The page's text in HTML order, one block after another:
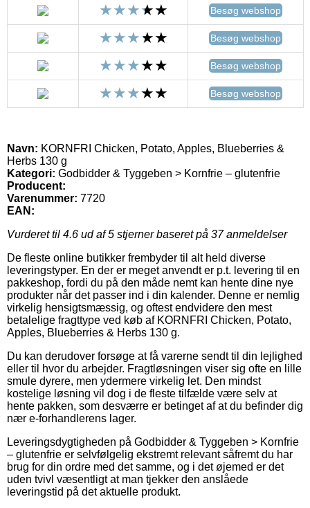
Besøg webshop
Besøg webshop
Besøg webshop
Besøg webshop
Navn: KORNFRI Chicken, Potato, Apples, Blueberries &
Herbs 130 g
Kategori: Godbidder & Tyggeben > Kornfrie – glutenfrie
Producent:
Varenummer: 7720
EAN:
Vurderet til 4.6 ud af 5 stjerner baseret på 37anmeldelser
De fleste online butikker frembyder til alt held diverse
leveringstyper. En der er meget anvendt er p.t. levering til en
pakkeshop, fordi du på den måde nemt kan hente dine nye
produkter når det passer ind i din kalender. Denne er nemlig
virkelig hensigtsmæssig, og oftest endvidere den mest
betalelige fragttype ved køb af KORNFRI Chicken, Potato,
Apples, Blueberries & Herbs 130 g.
Du kan derudover forsøge at få varerne sendt til din lejlighed
eller til hvor du arbejder. Fragtløsningen viser sig ofte en lille
smule dyrere, men ydermere virkelig let. Den mindst
kostelige løsning vil dog i de fleste tilfælde være selv at
hente pakken, som desværre er betinget af at du befinder dig
nær e-forhandlerens lager.
Leveringsdygtigheden på Godbidder & Tyggeben > Kornfrie
– glutenfrie er selvfølgelig ekstremt relevant såfremt du har
brug for din ordre med det samme, og i det øjemed er det
uden tvivl væsentligt at man tjekker den anslåede
leveringstid på det aktuelle produkt.